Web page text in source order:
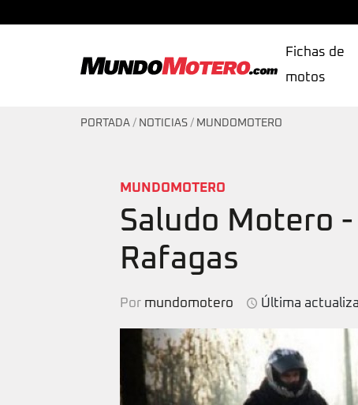
Fichas de
motos
PORTADA / NOTICIAS / MUNDOMOTERO
MUNDOMOTERO
Saludo Motero
Rafagas
Por mundomotero Última